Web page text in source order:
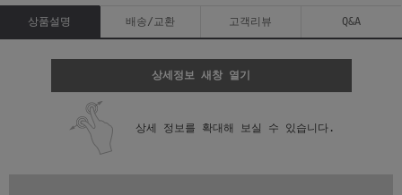
상품설명 배송/교환 고객리뷰 Q&A
상세정보 새창 열기
상세 정보를 확대해 보실 수 있습니다.